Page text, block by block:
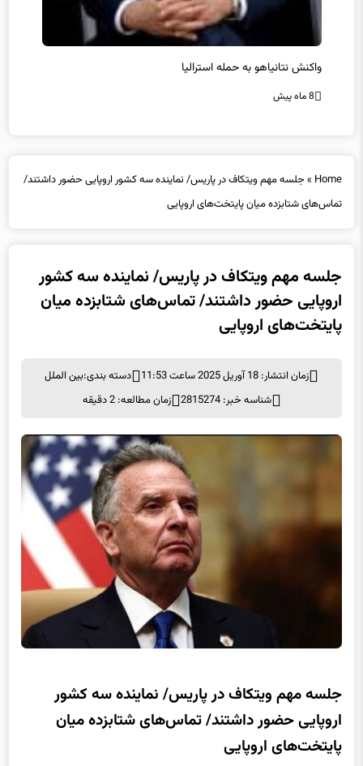
واکنش نتانیاهو به حمله استرالیا
8 ماه پیش
Home
»جلسه مهم ویتکاف در پاریس/ نماینده سه کشور اروپایی حضور داشتند/
تماس‌های شتابزده میان پایتخت‌های اروپایی
جلسه مهم ویتکاف در پاریس/ نماینده سه کشور
اروپایی حضور داشتند/ تماس‌های شتابزده میان
پایتخت‌های اروپایی
زمان انتشار: 18 آوریل 2025 ساعت 11:53 دسته بندی:بین الملل
شناسه خبر: 2815274
زمان مطالعه: 2 دقیقه
جلسه مهم ویتکاف در پاریس/ نماینده سه کشور
اروپایی حضور داشتند/ تماس‌های شتابزده میان
پایتخت‌های اروپایی